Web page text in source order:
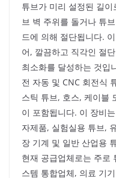
튜브가 미리 설정된 길
브 벽 주위를 돌거나 튜
드에 의해 절단됩니다.
어, 깔끔하고 직각인 절
최소화를 달성하는 것입
전 자동 및 CNC 회전식
스틱 튜브, 호스, 케이블
이 포함됩니다. 이 장비
자제품, 실험실용 튜브,
장 기계 및 일반 산업용
현재 공급업체로는 주로
스템 통합업체, 의료 기